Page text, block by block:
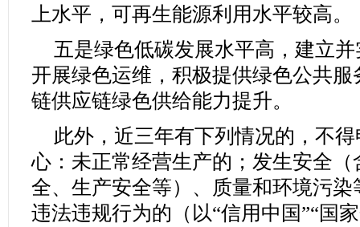
上水平，可再生能源利用水平较高。
五是绿色低碳发展水平高，建立
开展绿色运维，积极提供绿色公共
链供应链绿色供给能力提升。
此外，近三年有下列情况的，不
心：未正常经营生产的；发生安全
全、生产安全等）、质量和环境污
违法违规行为的（以“信用中国”“国